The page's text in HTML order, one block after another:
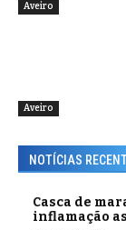
Aveiro
Aveiro
NOTÍCIAS
Casca de
inflamação